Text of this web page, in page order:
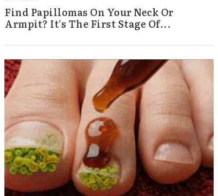
Find Papillomas On Your Neck Or
Armpit? It's The First Stage Of...